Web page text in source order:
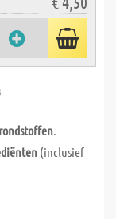
.
(inclusief